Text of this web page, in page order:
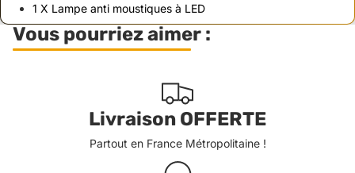
1 X Lampe anti moustiques à LED
Vous pourriez aimer :
Livraison OFFERTE
Partout en France Métropolitaine !